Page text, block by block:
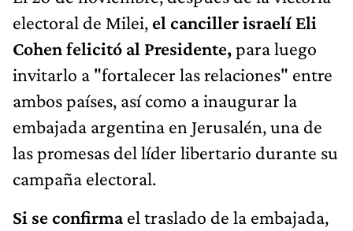
electoral de Milei, el canciller israelí Eli
Cohen felicitó al Presidente,para luego
invitarlo a "fortalecer las relaciones" entre
ambos países, así como a inaugurar la
embajada argentina en Jerusalén, una de
las promesas del líder libertario durante su
campaña electoral.
Si se confirmael traslado de la embajada,